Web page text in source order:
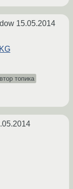
15.05.2014
топика